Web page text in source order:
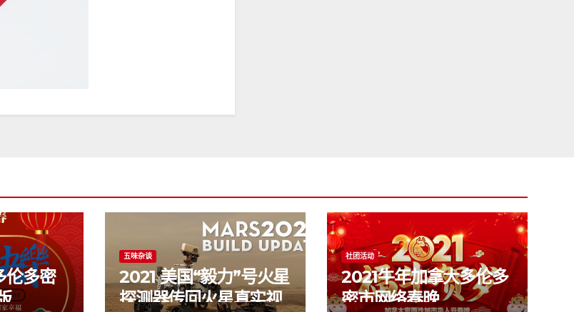
伦多密
五味杂谈
2021 美国“毅力”号火星
探测器传回火星真实视
社团活动
2021牛年加拿大多伦多
密市网络春晚